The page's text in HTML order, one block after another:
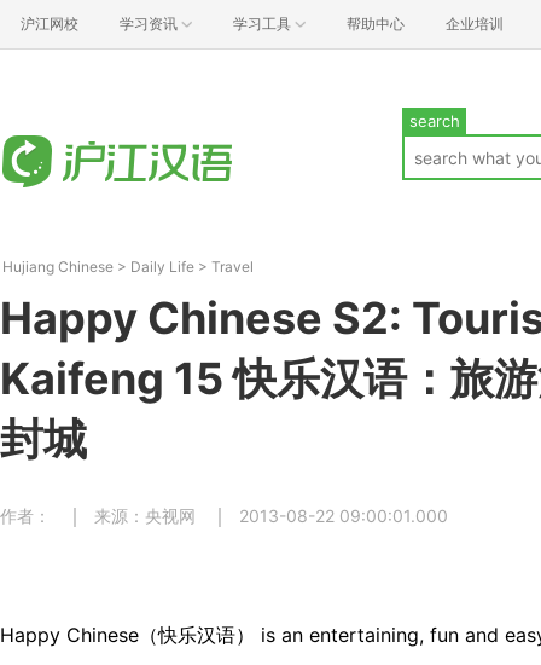
沪江网校 学习资讯 学习工具 帮助中心 企业培训
search
Hujiang Chinese > Daily Life > Travel
Happy Chinese S2:
Kaifeng 15 快乐汉语：旅
封城
作者： 来源：央视网 2013-08-22 09:00:01.000
Happy Chinese（快乐汉语） is an entertaining, fun and